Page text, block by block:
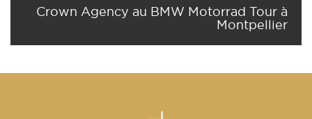
Crown Agency au BMW Motorrad Tour à
Montpellier